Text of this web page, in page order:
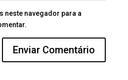
neste navegador para a